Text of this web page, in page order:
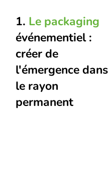
1. Le packaging
événementiel :
créer de
l'émergence dans
le rayon
permanent